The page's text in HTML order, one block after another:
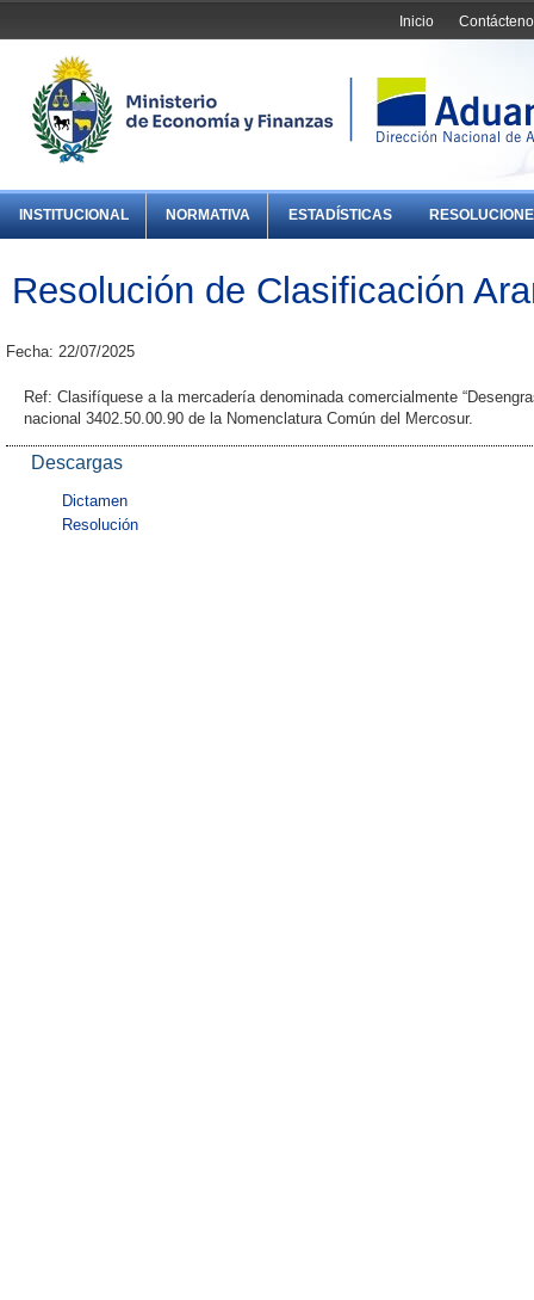
Inicio
INSTITUCIONAL NORMATIVA ESTADÍSTICAS
Resolución de Clasificación
Fecha: 22/07/2025
Ref: Clasifíquese a la mercadería denominada comercialmente
nacional 3402.50.00.90 de la Nomenclatura Común del Mercosur.
Descargas
Dictamen
Resolución